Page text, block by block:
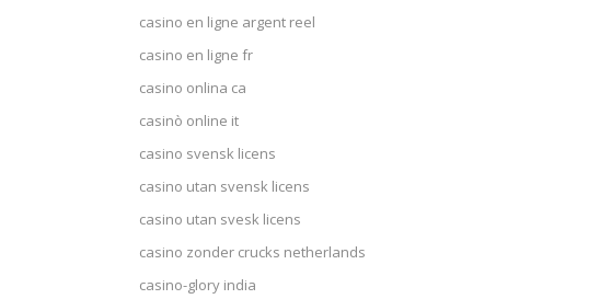
casino en ligne argent reel
casino en ligne fr
casino onlina ca
casinò online it
casino svensk licens
casino utan svensk licens
casino utan svesk licens
casino zonder crucks netherlands
casino-glory india